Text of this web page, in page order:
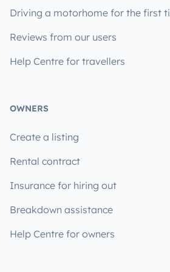
Driving a motorhome for the first
Reviews from our users
Help Centre for travellers
OWNERS
Create a listing
Rental contract
Insurance for hiring out
Breakdown assistance
Help Centre for owners